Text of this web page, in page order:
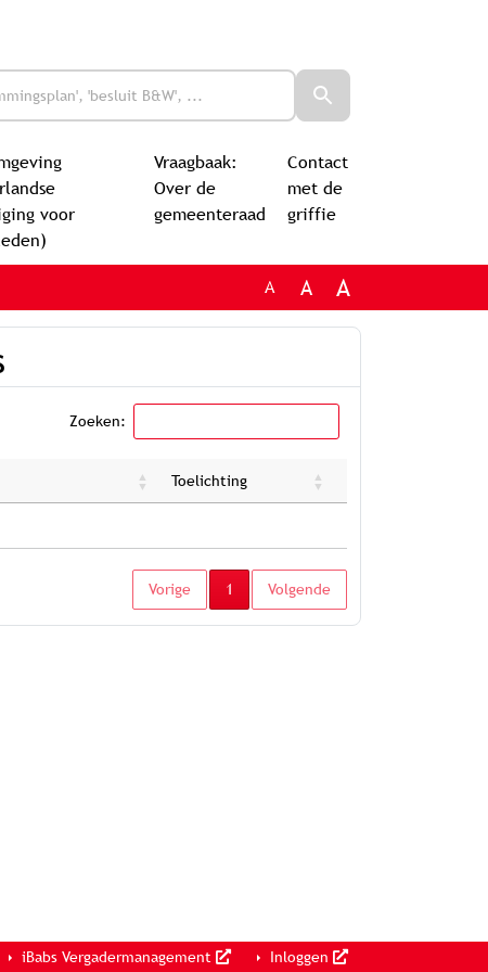
voor
Vraagbaak:
Over de
gemeenteraad
Contact
met de
griffie
A A A
Zoeken:
Toelichting
Vorige 1 Huidige pagina
Volgende
iBabs Vergadermanagement Inloggen